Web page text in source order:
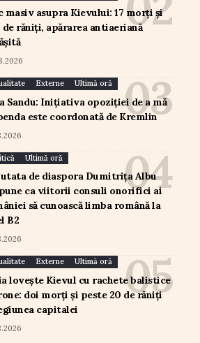
masiv asupra Kievului: 17 morți și
de răniți, apărarea antiaeriană
Externe Ultimă oră
Sandu: Inițiativa opoziției de a mă
este coordonată de Kremlin
Ultimă oră
de diaspora Dumitrița Albu
ca viitorii consuli onorifici ai
să cunoască limba română la
B2
Externe Ultimă oră
lovește Kievul cu rachete balistice
doi morți și peste 20 de răniți
capitalei